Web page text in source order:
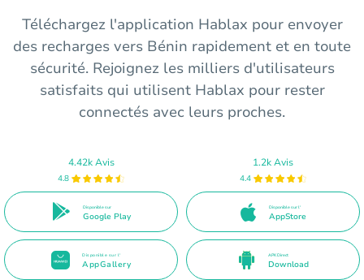
Téléchargez l'application Hablax pour envoyer
des recharges vers Bénin rapidement et en toute
sécurité. Rejoignez les milliers d'utilisateurs
satisfaits qui utilisent Hablax pour rester
connectés avec leurs proches.
4.42k Avis
4.8
Disponible sur
Google Play
1.2k Avis
4.4
Disponible sur l'
AppStore
Disponible sur l'
AppGallery
APK Direct
Download